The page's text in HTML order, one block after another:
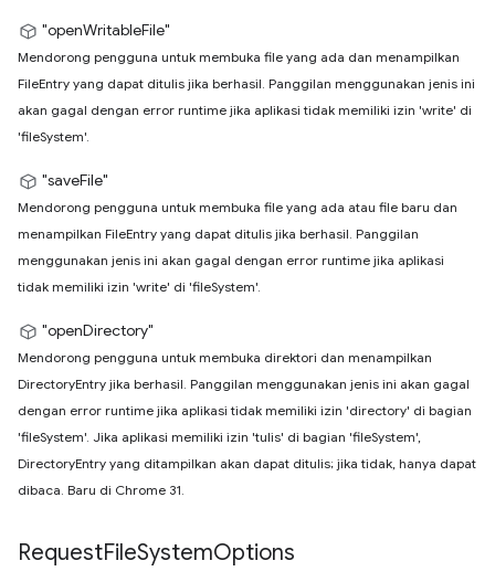
"openWritableFile"
Mendorong pengguna untuk membuka file yang ada dan menampilkan
FileEntry yang dapat ditulis jika berhasil. Panggilan menggunakan jenis ini
akan gagal dengan error runtime jika aplikasi tidak memiliki izin 'write' di
'fileSystem'.
"saveFile"
Mendorong pengguna untuk membuka file yang ada atau file baru dan
menampilkan FileEntry yang dapat ditulis jika berhasil. Panggilan
menggunakan jenis ini akan gagal dengan error runtime jika aplikasi
tidak memiliki izin 'write' di 'fileSystem'.
"openDirectory"
Mendorong pengguna untuk membuka direktori dan menampilkan
DirectoryEntry jika berhasil. Panggilan menggunakan jenis ini akan gagal
dengan error runtime jika aplikasi tidak memiliki izin 'directory' di bagian
'fileSystem'. Jika aplikasi memiliki izin 'tulis' di bagian 'fileSystem',
DirectoryEntry yang ditampilkan akan dapat ditulis; jika tidak, hanya dapat
dibaca. Baru di Chrome 31.
RequestFileSystemOptions